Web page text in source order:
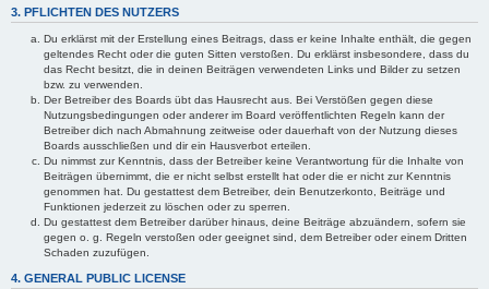
3. PFLICHTEN DES NUTZERS
Du erklärst mit der Erstellung eines Beitrags, dass er keine Inhalte enthält, die gegen
geltendes Recht oder die guten Sitten verstoßen. Du erklärst insbesondere, dass du
das Recht besitzt, die in deinen Beiträgen verwendeten Links und Bilder zu setzen
bzw. zu verwenden.
Der Betreiber des Boards übt das Hausrecht aus. Bei Verstößen gegen diese
Nutzungsbedingungen oder anderer im Board veröffentlichten Regeln kann der
Betreiber dich nach Abmahnung zeitweise oder dauerhaft von der Nutzung dieses
Boards ausschließen und dir ein Hausverbot erteilen.
Du nimmst zur Kenntnis, dass der Betreiber keine Verantwortung für die Inhalte von
Beiträgen übernimmt, die er nicht selbst erstellt hat oder die er nicht zur Kenntnis
genommen hat. Du gestattest dem Betreiber, dein Benutzerkonto, Beiträge und
Funktionen jederzeit zu löschen oder zu sperren.
Du gestattest dem Betreiber darüber hinaus, deine Beiträge abzuändern, sofern sie
gegen o. g. Regeln verstoßen oder geeignet sind, dem Betreiber oder einem Dritten
Schaden zuzufügen.
4. GENERAL PUBLIC LICENSE